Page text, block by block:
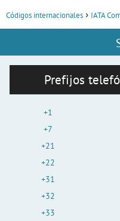
Códigos internacionales IATA
Prefijos
+1
+7
+21
+22
+31
+32
+33